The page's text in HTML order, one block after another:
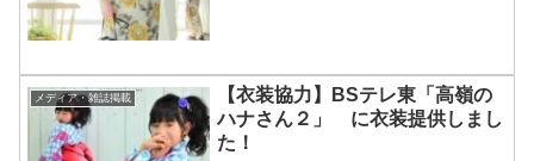
メディア・雑誌掲載
【衣装協力】BSテレ東「高嶺の
ハナさん２」 に衣装提供しまし
た！